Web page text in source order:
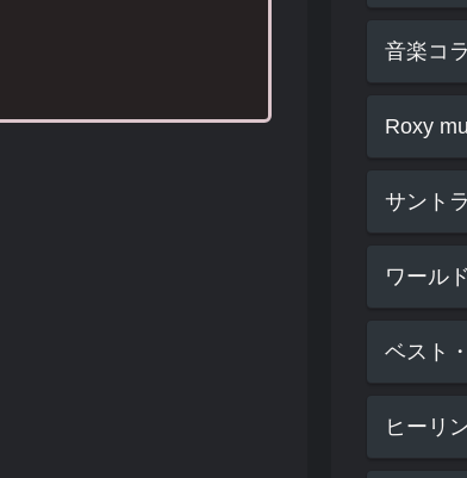
音楽コ
Roxy
サントラ
ワール
ベスト
ヒーリ